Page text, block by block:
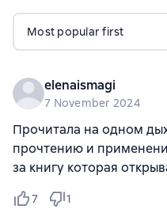
Most popular first
elenaismagi
7 November 2024
Прочитала на одном
прочтению и
за книгу которая
7 1